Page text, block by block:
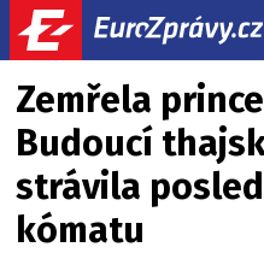
Zemřela
Budoucí
strávila
kómatu